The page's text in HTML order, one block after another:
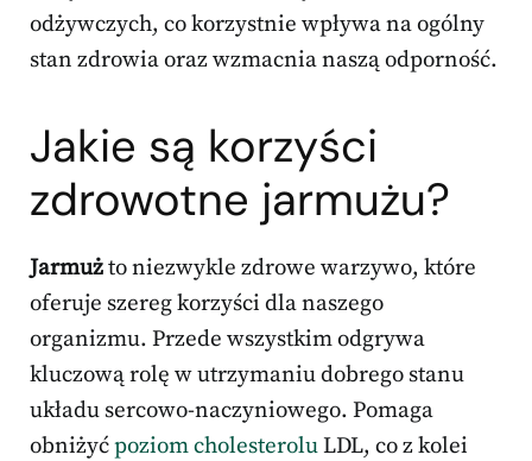
odżywczych, co korzystnie wpływa na ogólny
stan zdrowia oraz wzmacnia naszą odporność.
Jakie są korzyści
zdrowotne jarmużu?
Jarmużto niezwykle zdrowe warzywo, które
oferuje szereg korzyści dla naszego
organizmu. Przede wszystkim odgrywa
kluczową rolę w utrzymaniu dobrego stanu
układu sercowo-naczyniowego. Pomaga
obniżyćpoziom cholesteroluLDL, co z kolei